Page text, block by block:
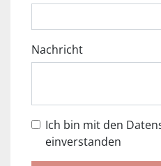
Nachricht
Ich bin mit den Datenschutzbestimmungen
einverstanden